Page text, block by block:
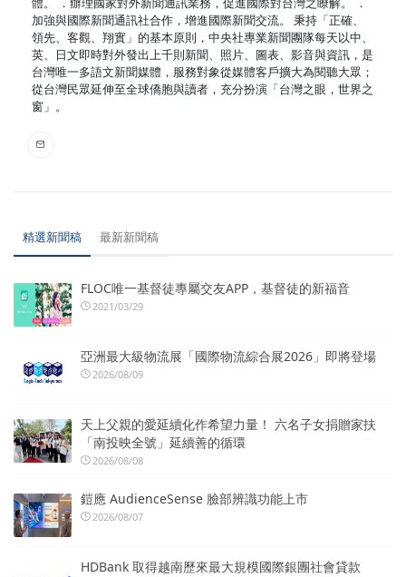
加強與國際新聞通訊社合作，增進國際新聞交流。 秉持「正確、
領先、客觀、翔實」的基本原則，中央社專業新聞團隊每天以中、
英、日文即時對外發出上千則新聞、照片、圖表、影音與資訊，是
台灣唯一多語文新聞媒體，服務對象從媒體客戶擴大為閱聽大眾；
從台灣民眾延伸至全球僑胞與讀者，充分扮演「台灣之眼，世界之
窗」。
精選新聞稿 最新新聞稿
FLOC唯一基督徒專屬交友APP，基督徒的新福音
2021/03/29
亞洲最大級物流展「國際物流綜合展2026」即將登場
2026/08/09
天上父親的愛延續化作希望力量！ 六名子女捐贈家扶
「南投映全號」延續善的循環
2026/08/08
鎧應 AudienceSense 臉部辨識功能上市
2026/08/07
HDBank 取得越南歷來最大規模國際銀團社會貸款